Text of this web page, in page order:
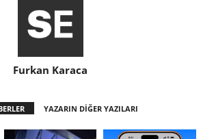
Furkan Karaca
YAZARIN DİĞER YAZILARI